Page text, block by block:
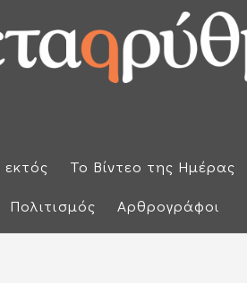
εκτός Το Βίντεο της Ημέρας
Πολιτισμός Αρθρογράφοι